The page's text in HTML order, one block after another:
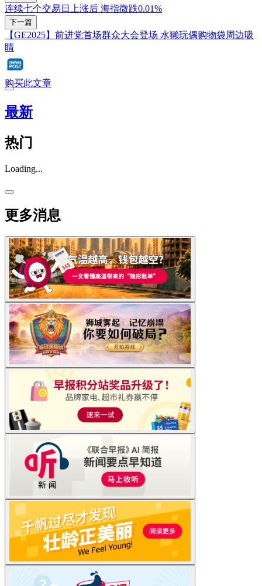
连续七个交易日上涨后 海指微跌0.01%
下一篇
【GE2025】前进党首场群众大会登场 水獭玩偶购物袋周边吸
睛
购买此文章
最新
热门
Loading...
更多消息